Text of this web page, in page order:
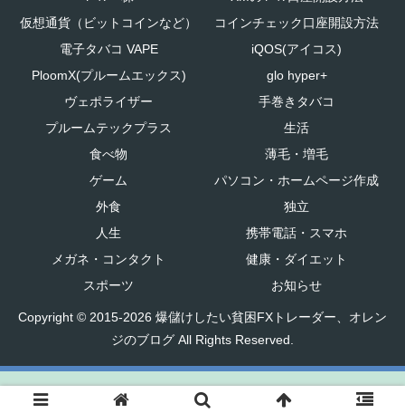
仮想通貨（ビットコインなど）
コインチェック口座開設方法
電子タバコ VAPE
iQOS(アイコス)
PloomX(プルームエックス)
glo hyper+
ヴェポライザー
手巻きタバコ
プルームテックプラス
生活
食べ物
薄毛・増毛
ゲーム
パソコン・ホームページ作成
外食
独立
人生
携帯電話・スマホ
メガネ・コンタクト
健康・ダイエット
スポーツ
お知らせ
Copyright © 2015-2026 爆儲けしたい貧困FXトレーダー、オレン
ジのブログ All Rights Reserved.